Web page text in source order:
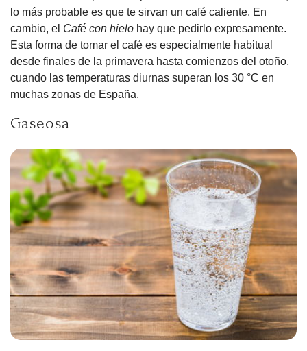
lo más probable es que te sirvan un café caliente. En
cambio, el Café con hielo hay que pedirlo expresamente.
Esta forma de tomar el café es especialmente habitual
desde finales de la primavera hasta comienzos del otoño,
cuando las temperaturas diurnas superan los 30 °C en
muchas zonas de España.
Gaseosa